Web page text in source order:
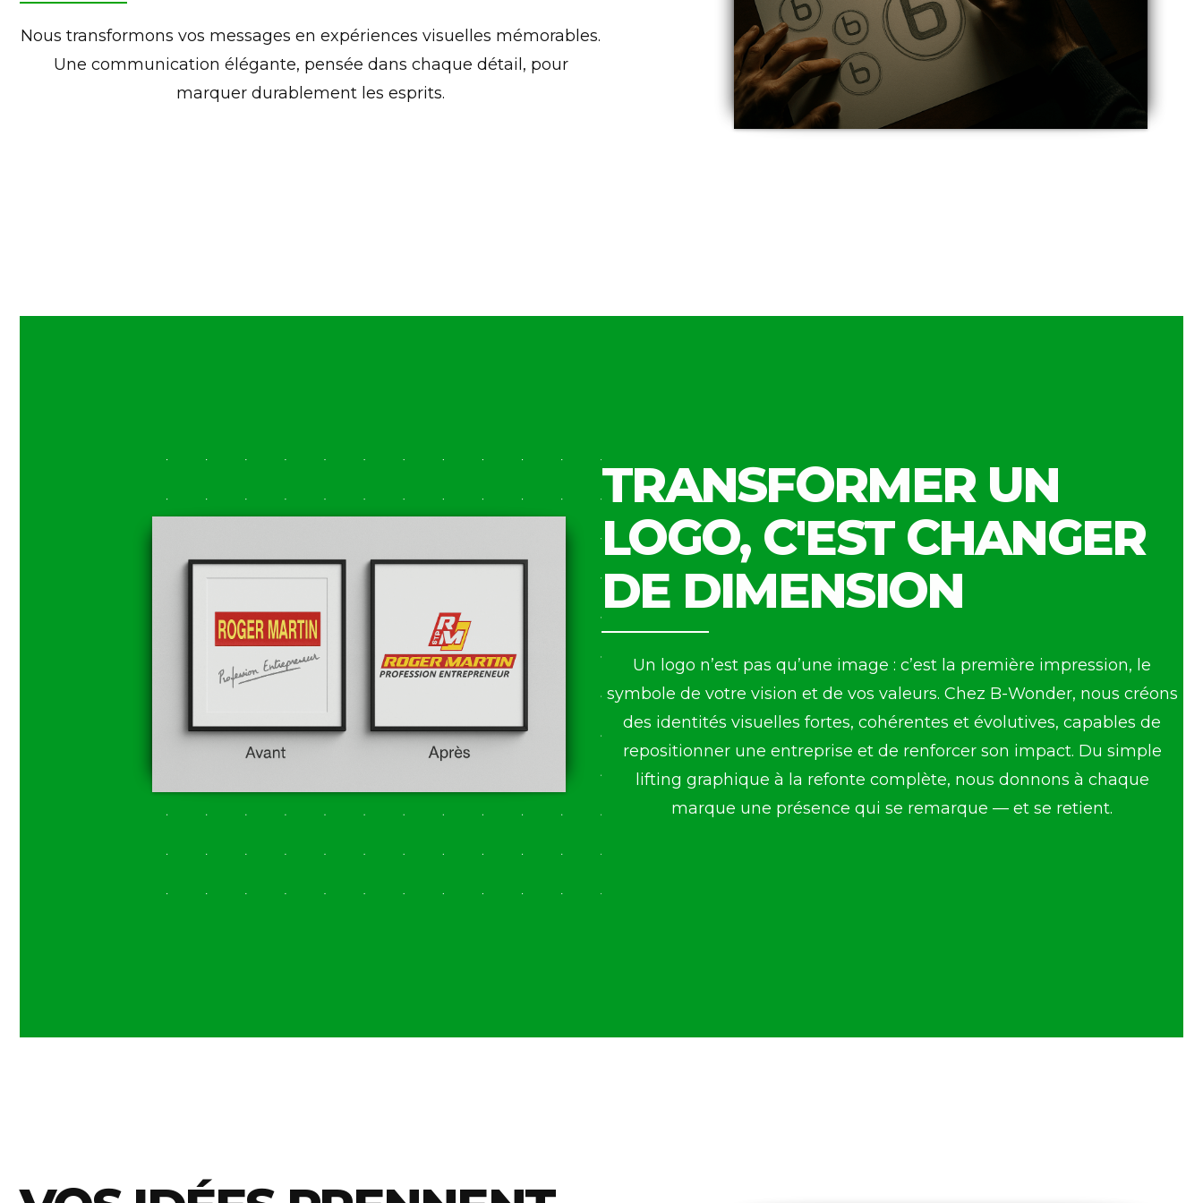
Nous transformons vos messages en expériences visuelles mémorables.
Une communication élégante, pensée dans chaque détail, pour
marquer durablement les esprits.
TRANSFORMER UN
LOGO, C'EST CHANGER
DE DIMENSION
Un logo n’est pas qu’une image : c’est la première impression, le
symbole de votre vision et de vos valeurs. Chez B-Wonder, nous créons
des identités visuelles fortes, cohérentes et évolutives, capables de
repositionner une entreprise et de renforcer son impact. Du simple
lifting graphique à la refonte complète, nous donnons à chaque
marque une présence qui se remarque — et se retient.